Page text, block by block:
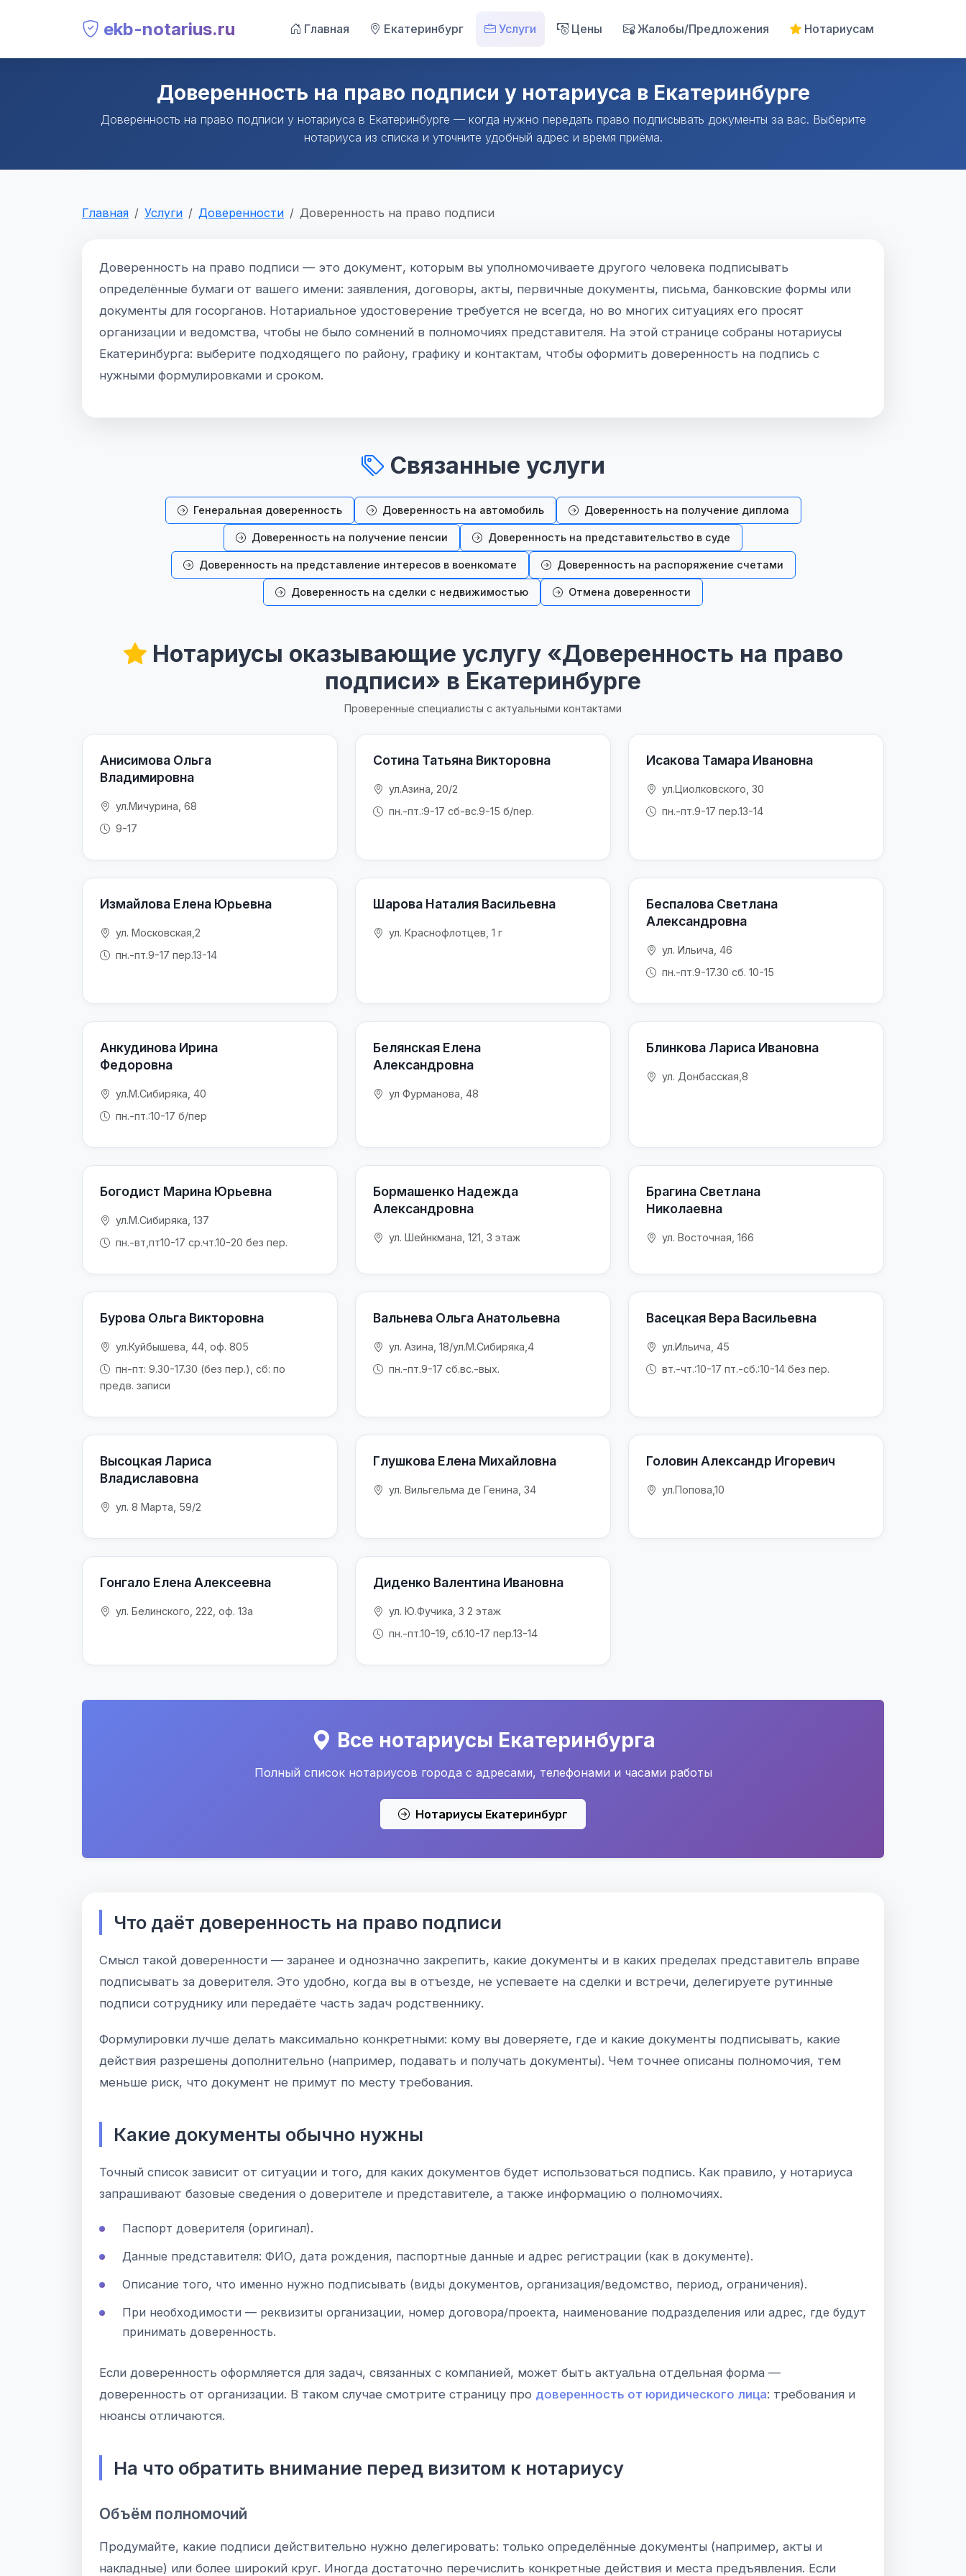
ekb-notarius.ru Главная Екатеринбург Услуги Цены Жалобы/Предложения Нотариусам
Доверенность на право подписи у нотариуса в Екатеринбурге
Доверенность на право подписи у нотариуса в Екатеринбурге — когда нужно передать право подписывать документы за вас. Выберите
нотариуса из списка и уточните удобный адрес и время приёма.
Главная Услуги Доверенности Доверенность на право подписи
Доверенность на право подписи — это документ, которым вы уполномочиваете другого человека подписывать
определённые бумаги от вашего имени: заявления, договоры, акты, первичные документы, письма, банковские формы или
документы для госорганов. Нотариальное удостоверение требуется не всегда, но во многих ситуациях его просят
организации и ведомства, чтобы не было сомнений в полномочиях представителя. На этой странице собраны нотариусы
Екатеринбурга: выберите подходящего по району, графику и контактам, чтобы оформить доверенность на подпись с
нужными формулировками и сроком.
Связанные услуги
Генеральная доверенность Доверенность на автомобиль Доверенность на получение диплома
Доверенность на получение пенсии Доверенность на представительство в суде
Доверенность на представление интересов в военкомате Доверенность на распоряжение счетами
Доверенность на сделки с недвижимостью Отмена доверенности
Нотариусы оказывающие услугу «Доверенность на право
подписи» в Екатеринбурге
Проверенные специалисты с актуальными контактами
Анисимова Ольга
Владимировна
ул.Мичурина, 68
9-17
Сотина Татьяна Викторовна
ул.Азина, 20/2
пн.-пт.:9-17 сб-вс.9-15 б/пер.
Исакова Тамара Ивановна
ул.Циолковского, 30
пн.-пт.9-17 пер.13-14
Измайлова Елена Юрьевна
ул. Московская,2
пн.-пт.9-17 пер.13-14
Шарова Наталия Васильевна
ул. Краснофлотцев, 1 г
Беспалова Светлана
Александровна
ул. Ильича, 46
пн.-пт.9-17.30 сб. 10-15
Анкудинова Ирина
Федоровна
ул.М.Сибиряка, 40
пн.-пт.:10-17 б/пер
Белянская Елена
Александровна
ул Фурманова, 48
Блинкова Лариса Ивановна
ул. Донбасская,8
Богодист Марина Юрьевна
ул.М.Сибиряка, 137
пн.-вт,пт10-17 ср.чт.10-20 без пер.
Бормашенко Надежда
Александровна
ул. Шейнкмана, 121, 3 этаж
Брагина Светлана
Николаевна
ул. Восточная, 166
Бурова Ольга Викторовна
ул.Куйбышева, 44, оф. 805
пн-пт: 9.30-17.30 (без пер.), сб: по
предв. записи
Вальнева Ольга Анатольевна
ул. Азина, 18/ул.М.Сибиряка,4
пн.-пт.9-17 сб.вс.-вых.
Васецкая Вера Васильевна
ул.Ильича, 45
вт.-чт.:10-17 пт.-сб.:10-14 без пер.
Высоцкая Лариса
Владиславовна
ул. 8 Марта, 59/2
Глушкова Елена Михайловна
ул. Вильгельма де Генина, 34
Головин Александр Игоревич
ул.Попова,10
Гонгало Елена Алексеевна
ул. Белинского, 222, оф. 13а
Диденко Валентина Ивановна
ул. Ю.Фучика, 3 2 этаж
пн.-пт.10-19, сб.10-17 пер.13-14
Все нотариусы Екатеринбурга
Полный список нотариусов города с адресами, телефонами и часами работы
Нотариусы Екатеринбург
Что даёт доверенность на право подписи
Смысл такой доверенности — заранее и однозначно закрепить, какие документы и в каких пределах представитель вправе
подписывать за доверителя. Это удобно, когда вы в отъезде, не успеваете на сделки и встречи, делегируете рутинные
подписи сотруднику или передаёте часть задач родственнику.
Формулировки лучше делать максимально конкретными: кому вы доверяете, где и какие документы подписывать, какие
действия разрешены дополнительно (например, подавать и получать документы). Чем точнее описаны полномочия, тем
меньше риск, что документ не примут по месту требования.
Какие документы обычно нужны
Точный список зависит от ситуации и того, для каких документов будет использоваться подпись. Как правило, у нотариуса
запрашивают базовые сведения о доверителе и представителе, а также информацию о полномочиях.
Паспорт доверителя (оригинал).
Данные представителя: ФИО, дата рождения, паспортные данные и адрес регистрации (как в документе).
Описание того, что именно нужно подписывать (виды документов, организация/ведомство, период, ограничения).
При необходимости — реквизиты организации, номер договора/проекта, наименование подразделения или адрес, где будут
принимать доверенность.
Если доверенность оформляется для задач, связанных с компанией, может быть актуальна отдельная форма —
доверенность от организации. В таком случае смотрите страницу про доверенность от юридического лица: требования и
нюансы отличаются.
На что обратить внимание перед визитом к нотариусу
Объём полномочий
Продумайте, какие подписи действительно нужно делегировать: только определённые документы (например, акты и
накладные) или более широкий круг. Иногда достаточно перечислить конкретные действия и места предъявления. Если